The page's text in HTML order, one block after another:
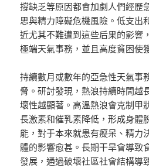
撐缺乏等原因都會加劇人們經歷
思與精力障礙危機風險。低支出
近尤其不難遭到這些后果的影響
極端天氣事務，並且高度貧困使
持續數月或數年的亞急性天氣事
脅。研討發現，熱浪持續時間越
壞性越顯著。高溫熱浪會克制甲
長激素和催乳素降低，形成身體
能，對于本來就患有癡呆、精力
體的影響愈甚。長期干旱會導致
發展，通過破壞社區社會結構導